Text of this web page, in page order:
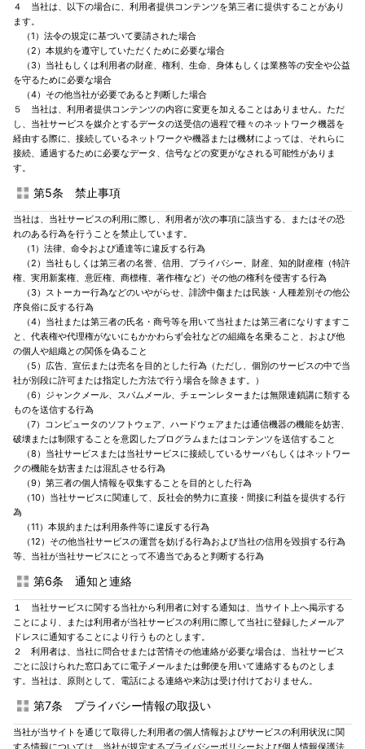
４ 当社は、以下の場合に、利用者提供コンテンツを第三者に提供することがあり
ます。
（1）法令の規定に基づいて要請された場合
（2）本規約を遵守していただくために必要な場合
（3）当社もしくは利用者の財産、権利、生命、身体もしくは業務等の安全や公益
を守るために必要な場合
（4）その他当社が必要であると判断した場合
５ 当社は、利用者提供コンテンツの内容に変更を加えることはありません。ただ
し、当社サービスを媒介とするデータの送受信の過程で種々のネットワーク機器を
経由する際に、接続しているネットワークや機器または機材によっては、それらに
接続、通過するために必要なデータ、信号などの変更がなされる可能性がありま
す。
第5条 禁止事項
当社は、当社サービスの利用に際し、利用者が次の事項に該当する、またはその恐
れのある行為を行うことを禁止しています。
（1）法律、命令および通達等に違反する行為
（2）当社もしくは第三者の名誉、信用、プライバシー、財産、知的財産権（特許
権、実用新案権、意匠権、商標権、著作権など）その他の権利を侵害する行為
（3）ストーカー行為などのいやがらせ、誹謗中傷または民族・人種差別その他公
序良俗に反する行為
（4）当社または第三者の氏名・商号等を用いて当社または第三者になりすますこ
と、代表権や代理権がないにもかかわらず会社などの組織を名乗ること、および他
の個人や組織との関係を偽ること
（5）広告、宣伝または売名を目的とした行為（ただし、個別のサービスの中で当
社が別段に許可または指定した方法で行う場合を除きます。）
（6）ジャンクメール、スパムメール、チェーンレターまたは無限連鎖講に類する
ものを送信する行為
（7）コンピュータのソフトウェア、ハードウェアまたは通信機器の機能を妨害、
破壊または制限することを意図したプログラムまたはコンテンツを送信すること
（8）当社サービスまたは当社サービスに接続しているサーバもしくはネットワー
クの機能を妨害または混乱させる行為
（9）第三者の個人情報を収集することを目的とした行為
（10）当社サービスに関連して、反社会的勢力に直接・間接に利益を提供する行
為
（11）本規約または利用条件等に違反する行為
（12）その他当社サービスの運営を妨げる行為および当社の信用を毀損する行為
等、当社が当社サービスにとって不適当であると判断する行為
第6条 通知と連絡
１ 当社サービスに関する当社から利用者に対する通知は、当サイト上へ掲示する
ことにより、または利用者が当社サービスの利用に際して当社に登録したメールア
ドレスに通知することにより行うものとします。
２ 利用者は、当社に問合せまたは苦情その他連絡が必要な場合は、当社サービス
ごとに設けられた窓口あてに電子メールまたは郵便を用いて連絡するものとしま
す。当社は、原則として、電話による連絡や来訪は受け付けておりません。
第7条 プライバシー情報の取扱い
当社が当サイトを通じて取得した利用者の個人情報およびサービスの利用状況に関
する情報については、当社が規定するプライバシーポリシーおよび個人情報保護法